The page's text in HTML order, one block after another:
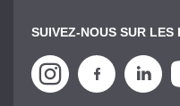
SUIVEZ-NOUS SUR LES